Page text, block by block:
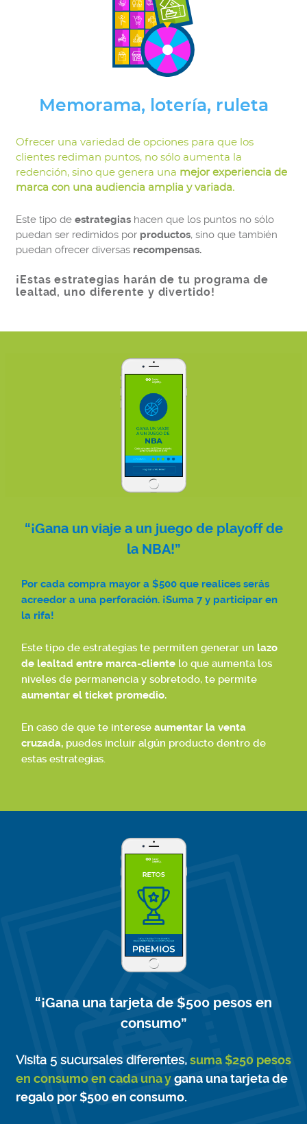
Memorama, lotería, ruleta
Ofrecer una variedad de opciones para que los
clientes rediman puntos, no sólo aumenta la
redención, sino que genera una mejor experiencia de
marca con una audiencia amplia y variada.
Este tipo de estrategias hacen que los puntos no sólo
puedan ser redimidos por productos, sino que también
puedan ofrecer diversas recompensas.
¡Estas estrategias harán de tu programa de
lealtad, uno diferente y divertido!
“¡Gana un viaje a un juego de playoff de
la NBA!”
Por cada compra mayor a $500 que realices serás
acreedor a una perforación. ¡Suma 7 y participar en
la rifa!
Este tipo de estrategias te permiten generar un lazo
de lealtad entre marca-cliente lo que aumenta los
niveles de permanencia y sobretodo, te permite
aumentar el ticket promedio.
En caso de que te interese aumentar la venta
cruzada, puedes incluir algún producto dentro de
estas estrategias.
“¡Gana una tarjeta de $500 pesos en
consumo”
Visita 5 sucursales diferentes,suma $250 pesos
en consumo en cada una ygana una tarjeta de
regalo por $500 en consumo.